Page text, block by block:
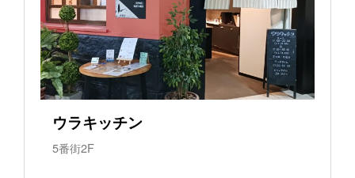
ウラキッチン
5番街2F